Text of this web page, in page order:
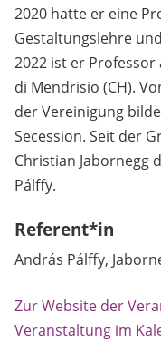
2020 hatte er eine
Gestaltungslehre
2022 ist er
di Mendrisio (CH).
der Vereinigung
Secession. Seit der
Christian Jabornegg
Pálffy.
Referent*in
András Pálffy,
Zur Website der
Veranstaltung im